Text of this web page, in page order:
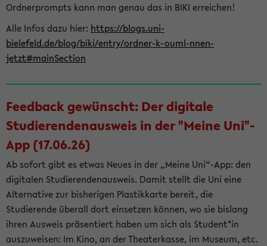
Ordnerprompts kann man genau das in BIKI erreichen!
Alle Infos dazu hier: https://blogs.uni-
bielefeld.de/blog/biki/entry/ordner-k-ouml-nnen-
jetzt#mainSection
Feedback gewünscht: Der digitale
Studierendenausweis in der "Meine Uni"-
App (17.06.26)
Ab sofort gibt es etwas Neues in der „Meine Uni“-App: den
digitalen Studierendenausweis. Damit stellt die Uni eine
Alternative zur bisherigen Plastikkarte bereit, die
Studierende überall dort einsetzen können, wo sie bislang
ihren Ausweis präsentiert haben um sich als Student*in
auszuweisen: Im Kino, an der Theaterkasse, im Museum, etc.